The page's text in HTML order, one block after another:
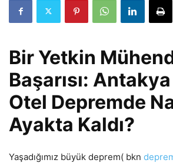
Bir Yetkin
Başarısı:
Otel Depremde
Ayakta Kaldı?
Yaşadığımız büyük deprem( bkn